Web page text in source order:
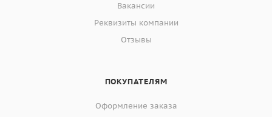
Вакансии
Реквизиты компании
Отзывы
ПОКУПАТЕЛЯМ
Оформление заказа